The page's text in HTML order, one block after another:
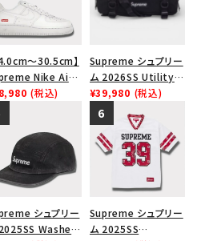
～30.5cm】
Nike Air
1 Low シュプ
ム ナイキエアフォ
１スニーカー シ
ズ ホワイト
(税込)
Supreme シュプリー
ム 2026SS Utility
Bag ユーティリティ
バッグ ブラック
¥39,980 (税込)
シュプリー
Washed
Supreme シュプリー
ム 2025SS